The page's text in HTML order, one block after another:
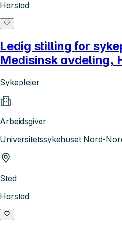
Harstad
Ledig stilling for
Medisinsk avdeling,
Sykepleier
Arbeidsgiver
Universitetssykehuset Nord-
Sted
Harstad